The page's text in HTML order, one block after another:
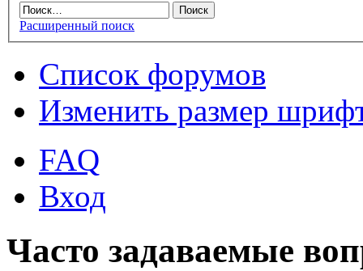
Расширенный поиск
Список форумов
Изменить размер
FAQ
Вход
Часто задаваемые